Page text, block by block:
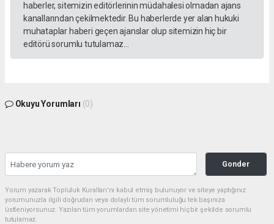
haberler, sitemizin editörlerinin müdahalesi olmadan ajans
kanallarından çekilmektedir. Bu haberlerde yer alan hukuki
muhataplar haberi geçen ajanslar olup sitemizin hiç bir
editörü sorumlu tutulamaz...
Okuyu Yorumları (0)
Gonder
Yorum yazarak Topluluk Kuralları’nı kabul etmiş bulunuyor ve siteye yaptığınız
yorumunuzla ilgili doğrudan veya dolaylı tüm sorumluluğu tek başınıza
üstleniyorsunuz. Yazılan tüm yorumlardan site yönetimi hiçbir şekilde sorumlu
tutulamaz.